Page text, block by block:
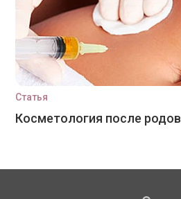
Статья
Косметология после родов